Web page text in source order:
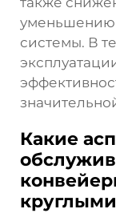
уменьшению
системы. В
Какие